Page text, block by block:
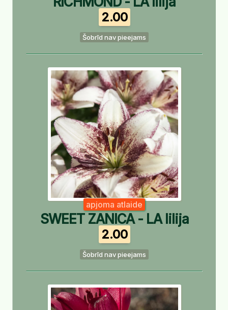
2.00
Šobrīd nav pieejams
apjoma atlaide
SWEET ZANICA - LA lilija
2.00
Šobrīd nav pieejams